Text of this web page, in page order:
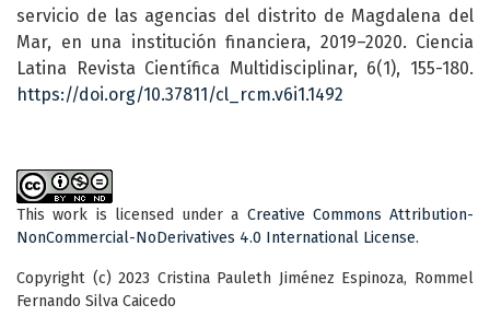
servicio de las agencias del distrito de Magdalena del
Mar, en una institución financiera, 2019–2020. Ciencia
Latina Revista Científica Multidisciplinar, 6(1), 155-180.
https://doi.org/10.37811/cl_rcm.v6i1.1492
This work is licensed under a Creative Commons Attribution-
NonCommercial-NoDerivatives 4.0 International License.
Copyright (c) 2023 Cristina Pauleth Jiménez Espinoza, Rommel
Fernando Silva Caicedo